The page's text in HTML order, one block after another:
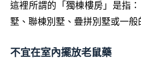
這裡所謂的 「獨棟樓房」是指 ：
墅 、聯棟別墅 、疊拼別墅或一般
不宜在室內擺放老鼠藥